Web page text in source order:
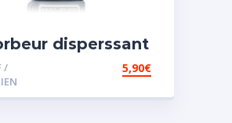
disperssant
pour carburant
/
5,90€